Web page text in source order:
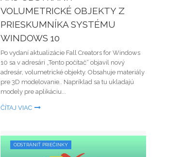
VOLUMETRICKÉ OBJEKTY Z
PRIESKUMNÍKA SYSTÉMU
WINDOWS 10
Po vydaní aktualizácie Fall Creators for Windows
10 sa v adresári „Tento počítač“ objavil nový
adresár, volumetrické objekty. Obsahuje materiály
pre 3D modelovanie.. Napríklad sa tu ukladajú
modely pre aplikáciu...
ČÍTAJ VIAC
ODSTRÁNIŤ PRIEČINKY